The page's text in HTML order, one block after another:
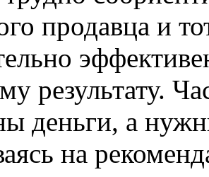
продавца и
результату.
деньги, а
на